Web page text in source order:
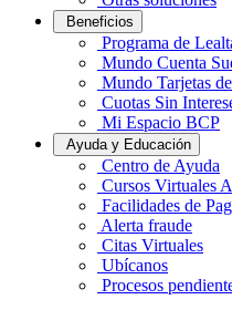
Beneficios
Programa de
Mundo Cuenta
Mundo Tarjetas
Cuotas Sin
Mi Espacio BCP
Ayuda y Educación
Centro de Ayuda
Cursos Virtuales
Facilidades de
Alerta fraude
Citas Virtuales
Ubícanos
Procesos